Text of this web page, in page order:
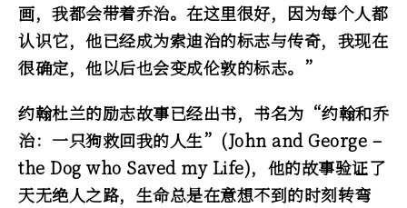
画，我都会带着乔治。在这里很好，因为每个人都
认识它，他已经成为索迪治的标志与传奇，我现在
很确定，他以后也会变成伦敦的标志。”
约翰杜兰的励志故事已经出书，书名为“约翰和乔
治：一只狗救回我的人生”(John and George –
the Dog who Saved my Life)，他的故事验证了
天无绝人之路，生命总是在意想不到的时刻转弯